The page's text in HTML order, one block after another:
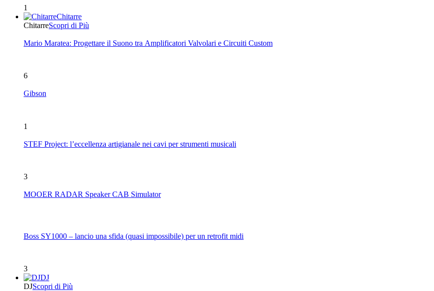
1
Chitarre
ChitarreScopri di Più
Mario Maratea: Progettare il Suono tra Amplificatori Valvolari e Circuiti Custom
6
Gibson
1
STEF Project: l’eccellenza artigianale nei cavi per strumenti musicali
3
MOOER RADAR Speaker CAB Simulator
Boss SY1000 – lancio una sfida (quasi impossibile) per un retrofit midi
3
DJ
DJScopri di Più